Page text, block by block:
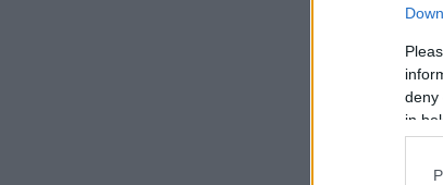
deny
in